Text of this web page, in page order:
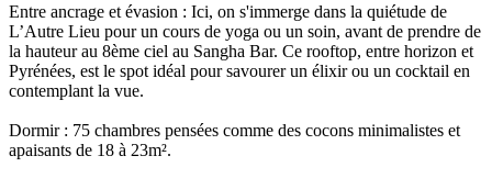
Entre ancrage et évasion : Ici, on s'immerge dans la quiétude de
L’Autre Lieu pour un cours de yoga ou un soin, avant de prendre de
la hauteur au 8ème ciel au Sangha Bar. Ce rooftop, entre horizon et
Pyrénées, est le spot idéal pour savourer un élixir ou un cocktail en
contemplant la vue.
Dormir : 75 chambres pensées comme des cocons minimalistes et
apaisants de 18 à 23m².